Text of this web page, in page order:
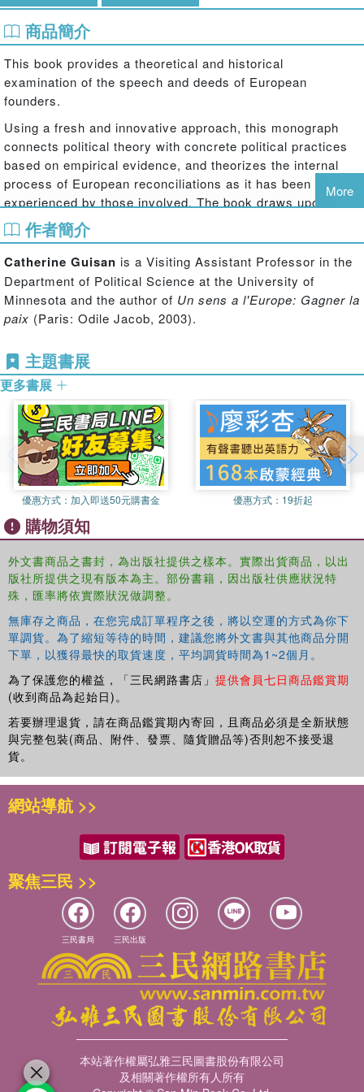
商品簡介
This book provides a theoretical and historical
examination of the speech and deeds of European
founders.
Using a fresh and innovative approach, this monograph
connects political theory with concrete political practices
based on empirical evidence, and theorizes the internal
process of European reconciliations as it has been
experienced by those involved. The book draws upon over
100 interviews, memoirs, autobiographies and essays of
elite and grassroot actors across the history of the
European Union, from the founding of the European Coal
and Steel Community in 1950-2 to the 2010 financial
crisis. It introduces the reader to major contemporary
Western political thinkers, Hannah Arendt, Jurgen
examines how their theories develop the interpretation of
political phenomena such as European integration. As one
of the first studies of EU memories, this approach opens a
unique window of analysis to view the development of the
European community, and makes a fascinating
contribution to our understanding of the political tradition
born of 60 years of European integration.
A Political Theory of Identity in European Integration:
Memory and Policieswill be of strong interest to students
and scholars of European politics, contemporary
More
作者簡介
Catherine Guisan is a Visiting Assistant Professor in the
Department of Political Science at the University of
Minnesota and the author of Un sens a l'Europe: Gagner la
paix (Paris: Odile Jacob, 2003).
主題書展
更多書展
優惠方式： 加入即送50元購書金 優惠方式： 19折起
購物須知
外文書商品之書封，為出版社提供之樣本。實際出貨商品，以出
版社所提供之現有版本為主。部份書籍，因出版社供應狀況特
殊，匯率將依實際狀況做調整。
無庫存之商品，在您完成訂單程序之後，將以空運的方式為你下
單調貨。為了縮短等待的時間，建議您將外文書與其他商品分開
下單，以獲得最快的取貨速度，平均調貨時間為1~2個月。
為了保護您的權益，「三民網路書店」 提供會員七日商品鑑賞期
(收到商品為起始日)。
若要辦理退貨，請在商品鑑賞期內寄回，且商品必須是全新狀態
與完整包裝(商品、附件、發票、隨貨贈品等)否則恕不接受退
貨。
網站導航 >>
聚焦三民 >>
三民書局 三民出版
本站著作權屬弘雅三民圖書股份有限公司
及相關著作權所有人所有